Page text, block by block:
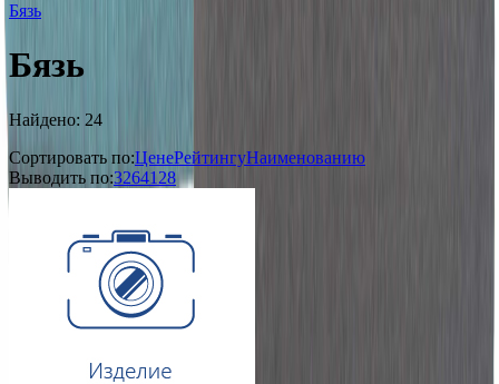
Бязь
Бязь
Найдено: 24
Сортировать по:ЦенеРейтингуНаименованию
Выводить по:3264128